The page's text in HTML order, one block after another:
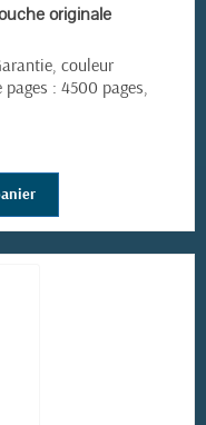
originale
couleur
: 4500 pages,